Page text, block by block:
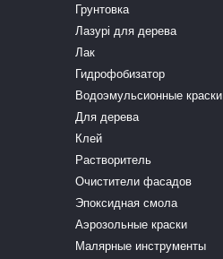
Грунтовка
Лазурі для дерева
Лак
Гидрофобизатор
Водоэмульсионные краски
Для дерева
Клей
Растворитель
Очистители фасадов
Эпоксидная смола
Аэрозольные краски
Малярные инструменты